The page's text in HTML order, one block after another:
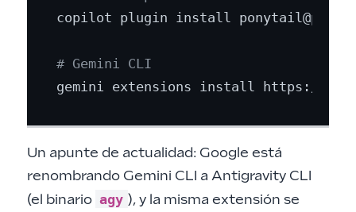
copilot plugin install
# Gemini CLI
Un apunte de actualidad: Google está
renombrando Gemini CLI a Antigravity CLI
(el binario agy ), y la misma extensión se